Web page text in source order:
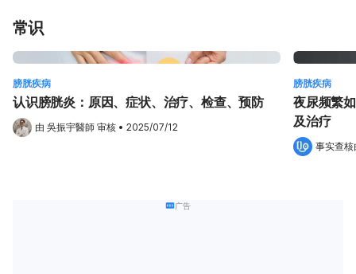
常识
膀胱疾病
认识膀胱炎：原因、症状、治疗、检查、预防
由 吳振宇醫師 审核 • 2025/07/12
膀胱疾病
夜尿频繁
及治疗
事实查
广告